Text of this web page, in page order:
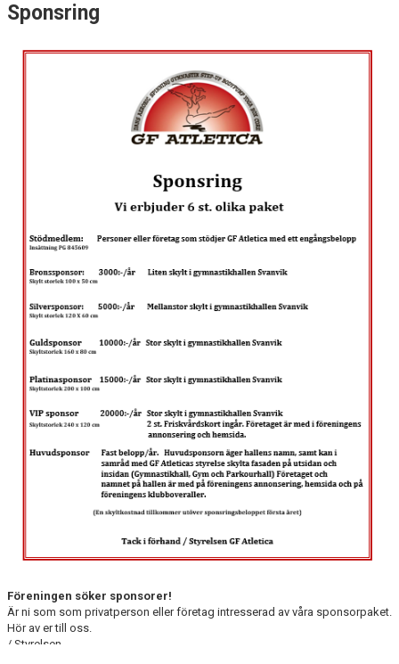
Sponsring
Föreningen söker sponsorer!
Är ni som som privatperson eller företag intresserad av våra sponsorpaket.
Hör av er till oss.
/ Styrelsen